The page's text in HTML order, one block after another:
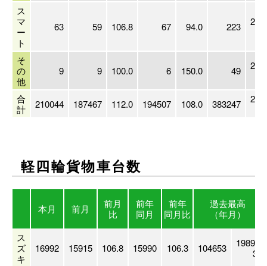
ス
マ
ー
ト
63 59 106.8 67 94.0 223
そ
の
他
9 9 100.0 6 150.0 49
合
計
210044 187467 112.0 194507 108.0 383247
軽四輪貨物車台数
本月 前月
前月
比
前年
同月
前年
同月比
過去最高
（年月）
ス
ズ
キ
16992 15915 106.8 15990 106.3 104653
1989.
3